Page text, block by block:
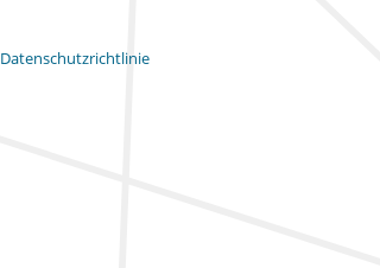
Datenschutzrichtlinie